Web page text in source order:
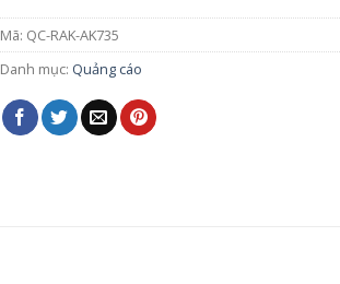
Mã: QC-RAK-AK735
Danh mục: Quảng cáo